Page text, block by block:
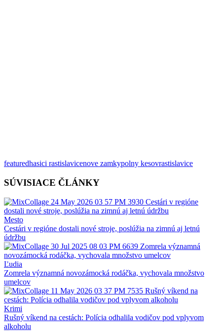
featuredhasici rastislavicenove zamkypolny kesovrastislavice
SÚVISIACE ČLÁNKY
Mesto
Cestári v regióne dostali nové stroje, poslúžia na zimnú aj letnú
údržbu
Ľudia
Zomrela významná novozámocká rodáčka, vychovala množstvo
umelcov
Krimi
Rušný víkend na cestách: Polícia odhalila vodičov pod vplyvom
alkoholu